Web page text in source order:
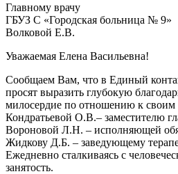
Главному врачу
ГБУЗ С «Городская больница № 9»
Волковой Е.В.
Уважаемая Елена Васильевна!
Сообщаем Вам, что в Единый
просят выразить глубокую
милосердие по отношению к своим
Кондратьевой О.В.– заместителю
Вороновой Л.Н. – исполняющей
Жидкову Д.Б. – заведующему
Ежедневно сталкиваясь с
занятость.